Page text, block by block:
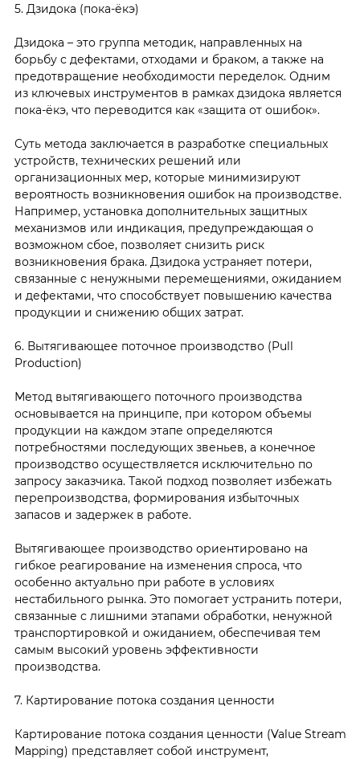
5. Дзидока (пока-ёкэ)
Дзидока – это группа методик, направленных на
борьбу с дефектами, отходами и браком, а также на
предотвращение необходимости переделок. Одним
из ключевых инструментов в рамках дзидока является
пока-ёкэ, что переводится как «защита от ошибок».
Суть метода заключается в разработке специальных
устройств, технических решений или
организационных мер, которые минимизируют
вероятность возникновения ошибок на производстве.
Например, установка дополнительных защитных
механизмов или индикация, предупреждающая о
возможном сбое, позволяет снизить риск
возникновения брака. Дзидока устраняет потери,
связанные с ненужными перемещениями, ожиданием
и дефектами, что способствует повышению качества
продукции и снижению общих затрат.
6. Вытягивающее поточное производство (Pull
Production)
Метод вытягивающего поточного производства
основывается на принципе, при котором объемы
продукции на каждом этапе определяются
потребностями последующих звеньев, а конечное
производство осуществляется исключительно по
запросу заказчика. Такой подход позволяет избежать
перепроизводства, формирования избыточных
запасов и задержек в работе.
Вытягивающее производство ориентировано на
гибкое реагирование на изменения спроса, что
особенно актуально при работе в условиях
нестабильного рынка. Это помогает устранить потери,
связанные с лишними этапами обработки, ненужной
транспортировкой и ожиданием, обеспечивая тем
самым высокий уровень эффективности
производства.
7. Картирование потока создания ценности
Картирование потока создания ценности (Value Stream
Mapping) представляет собой инструмент,